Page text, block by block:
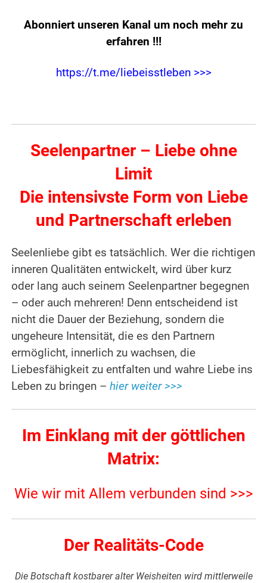
Abonniert unseren Kanal um noch mehr zu
erfahren !!!
https://t.me/liebeisstleben >>>
Seelenpartner – Liebe ohne
Limit
Die intensivste Form von Liebe
und Partnerschaft erleben
Seelenliebe gibt es tatsächlich. Wer die richtigen
inneren Qualitäten entwickelt, wird über kurz
oder lang auch seinem Seelenpartner begegnen
– oder auch mehreren! Denn entscheidend ist
nicht die Dauer der Beziehung, sondern die
ungeheure Intensität, die es den Partnern
ermöglicht, innerlich zu wachsen, die
Liebesfähigkeit zu entfalten und wahre Liebe ins
Leben zu bringen –hier weiter >>>
Im Einklang mit der göttlichen
Matrix:
Wie wir mit Allem verbunden sind >>>
Der Realitäts-Code
Die Botschaft kostbarer alter Weisheiten wird mittlerweile